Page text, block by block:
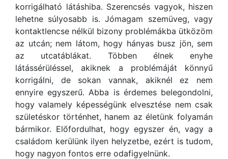
korrigálható látáshiba. Szerencsés vagyok, hiszen
lehetne súlyosabb is. Jómagam szemüveg, vagy
kontaktlencse nélkül bizony problémákba ütközöm
az utcán; nem látom, hogy hányas busz jön, sem
az utcatáblákat. Többen élnek enyhe
látássérüléssel, akiknek a problémáját könnyű
korrigálni, de sokan vannak, akiknél ez nem
ennyire egyszerű. Abba is érdemes belegondolni,
hogy valamely képességünk elvesztése nem csak
születéskor történhet, hanem az életünk folyamán
bármikor. Előfordulhat, hogy egyszer én, vagy a
családom kerülünk ilyen helyzetbe, ezért is tudom,
hogy nagyon fontos erre odafigyelnünk.